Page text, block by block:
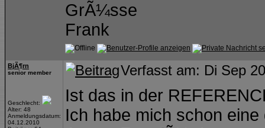
GrÃ¼sse
Frank
BjÃ¶rn
senior member
Geschlecht:
Alter: 48
Anmeldungsdatum:
04.12.2010
Verfasst am: Di Sep
Ist das in der
Ich habe mich schon